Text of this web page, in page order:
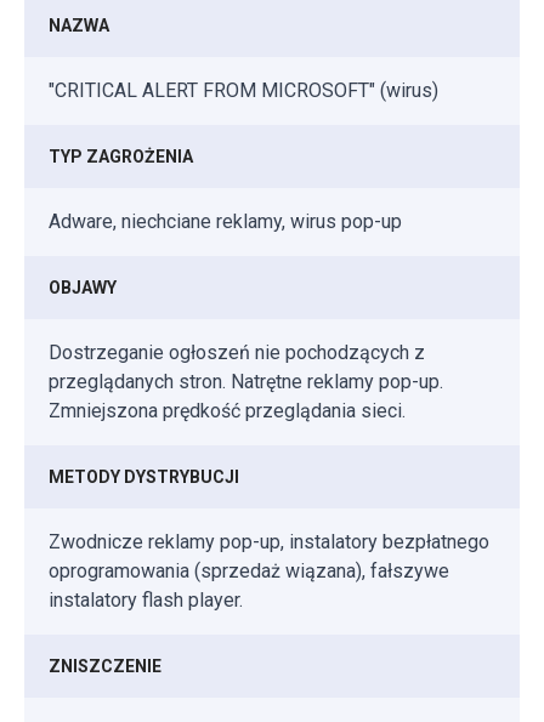
NAZWA
"CRITICAL ALERT FROM MICROSOFT" (wirus)
TYP ZAGROŻENIA
Adware, niechciane reklamy, wirus pop-up
OBJAWY
Dostrzeganie ogłoszeń nie pochodzących z
przeglądanych stron. Natrętne reklamy pop-up.
Zmniejszona prędkość przeglądania sieci.
METODY DYSTRYBUCJI
Zwodnicze reklamy pop-up, instalatory bezpłatnego
oprogramowania (sprzedaż wiązana), fałszywe
instalatory flash player.
ZNISZCZENIE